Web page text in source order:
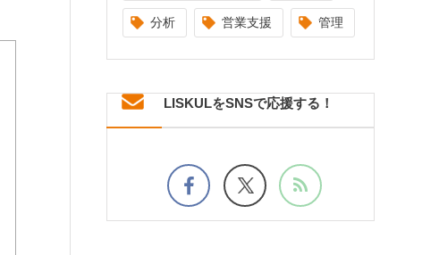
分析 営業支援 管理
LISKULをSNSで応援する！